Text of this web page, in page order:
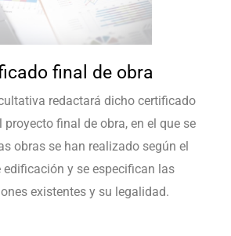
final de obra
redactará dicho certificado
proyecto final de obra, en el que se
obras se han realizado según el
edificación y se especifican las
existentes y su legalidad.